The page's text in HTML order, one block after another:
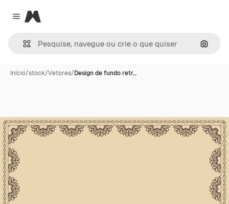
Close menu
Magnific
Início/stock/Vetores/Design de fundo retr…